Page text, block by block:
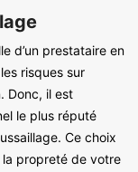
d’un prestataire en
risques sur
Donc, il est
le plus réputé
Ce choix
propreté de votre